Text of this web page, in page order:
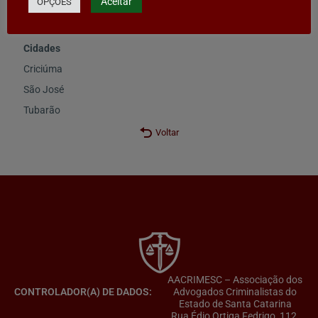
Cidades
Criciúma
São José
Tubarão
Voltar
CONTROLADOR(A) DE DADOS:
AACRIMESC – Associação dos
Advogados Criminalistas do
Estado de Santa Catarina